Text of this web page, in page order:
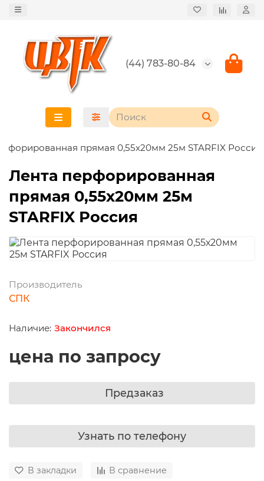
(44) 783-80-84
прямая 0,55х20мм 25м STARFIX Россия
Лента перфорированная
прямая 0,55х20мм 25м
STARFIX Россия
Производитель
СПК
Закончился
цена по запросу
Предзаказ
Узнать по телефону
В закладки В сравнение